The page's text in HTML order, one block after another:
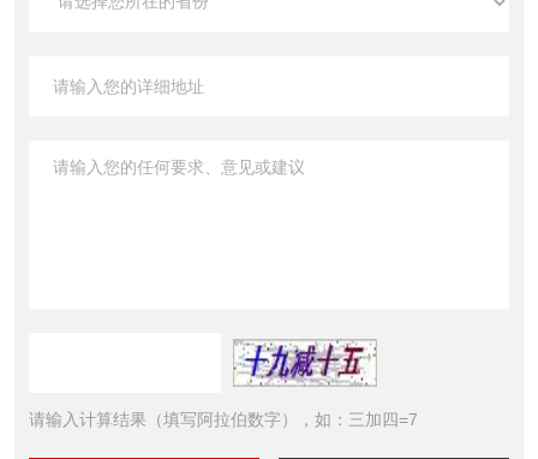
请输入计算结果（填写阿拉伯数字），如：三加四=7